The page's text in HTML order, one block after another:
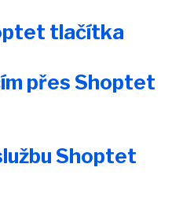
tlačítka
přes Shoptet
Shoptet